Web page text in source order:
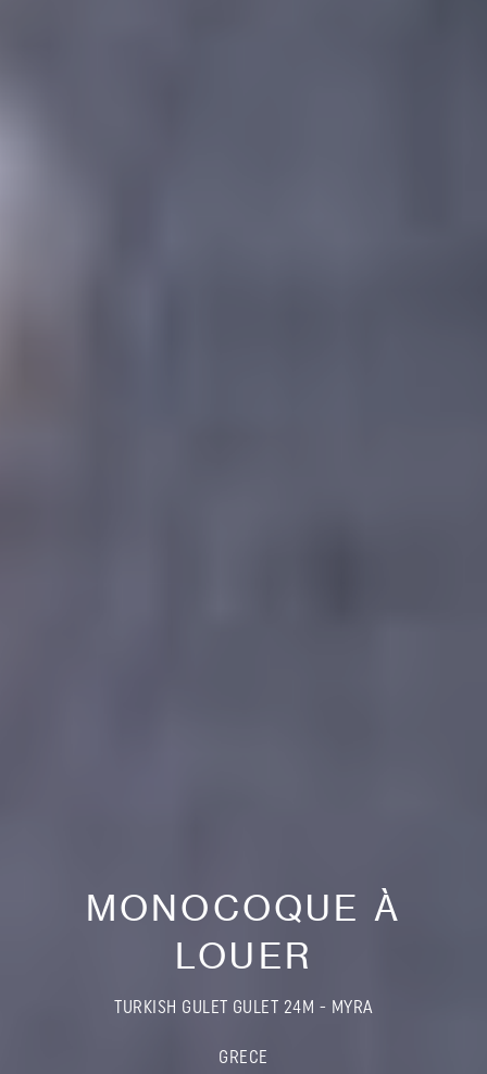
MONOCOQUE À
LOUER
TURKISH GULET GULET 24M - MYRA
GRECE